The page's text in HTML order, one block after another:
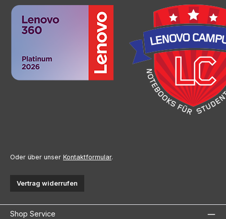
Oder über unser Kontaktformular.
Vertrag widerrufen
Shop Service